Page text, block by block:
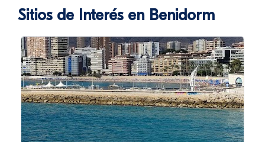
Sitios de Interés en Benidorm